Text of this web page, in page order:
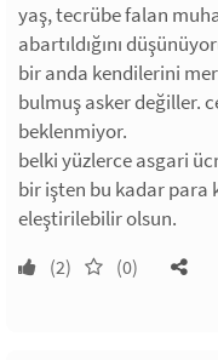
yaş, tecrübe falan
abartıldığını
bir anda kendilerini
bulmuş asker değiller.
beklenmiyor.
belki yüzlerce asgari
bir işten bu kadar para
eleştirilebilir olsun.
(2) (0)